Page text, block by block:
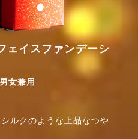
ェイスファンデーシ
女兼用
ルクのような上品なつや